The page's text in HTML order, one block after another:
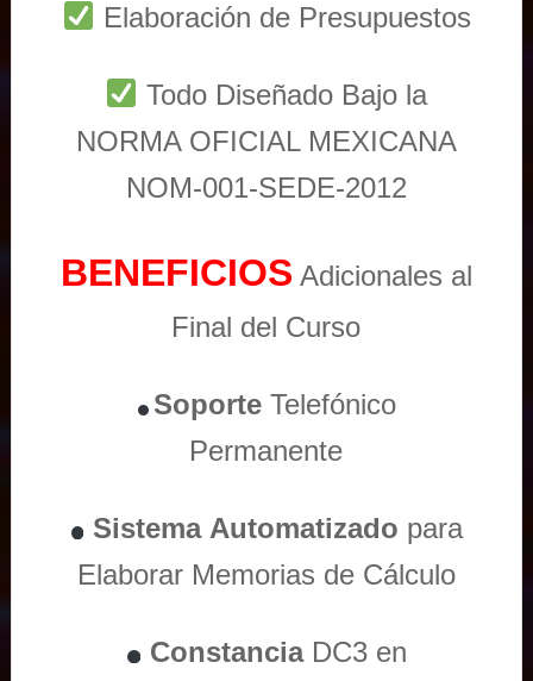
Elaboración de Presupuestos
Todo Diseñado Bajo la
NORMA OFICIAL MEXICANA
NOM-001-SEDE-2012
BENEFICIOS Adicionales al
Final del Curso
Soporte Telefónico
Permanente
Sistema Automatizado para
Elaborar Memorias de Cálculo
ConstanciaDC3 en